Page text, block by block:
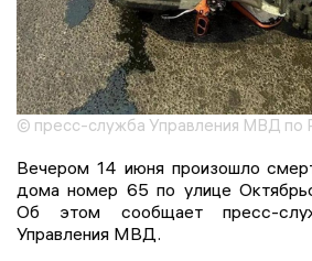
© пресс-служба Управления МВД по
Вечером 14 июня произошло
дома номер 65 по улице
Об этом сообщает пресс-
Управления МВД.